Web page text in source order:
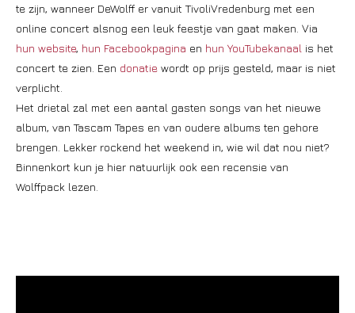
te zijn, wanneer DeWolff er vanuit TivoliVredenburg met een
online concert alsnog een leuk feestje van gaat maken. Via
hun website, hun Facebookpagina en hun YouTubekanaal is het
concert te zien. Een donatie wordt op prijs gesteld, maar is niet
verplicht.
Het drietal zal met een aantal gasten songs van het nieuwe
album, van Tascam Tapes en van oudere albums ten gehore
brengen. Lekker rockend het weekend in, wie wil dat nou niet?
Binnenkort kun je hier natuurlijk ook een recensie van
Wolffpack lezen.